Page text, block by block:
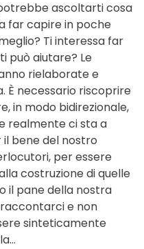
ascoltarti cosa
far capire in poche
Ti interessa far
può aiutare? Le
rielaborate e
È necessario riscoprire
in modo bidirezionale,
realmente ci sta a
bene del nostro
per essere
costruzione di quelle
il pane della nostra
e non
sinteticamente